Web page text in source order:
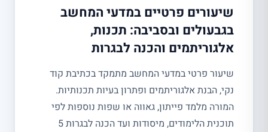
שיעורים פרטיים במדעי המחשב
בגבעולים ובסביבה: תכנות,
אלגוריתמים והכנה לבגרות
שיעור פרטי במדעי המחשב מתמקד בכתיבת קוד
נקי, הבנת אלגוריתמים ופתרון בעיות תכנותיות.
המורה מלמד פייתון, גאווה או שפות נוספות לפי
תוכנית הלימודים, מיסודות ועד הכנה לבגרות 5